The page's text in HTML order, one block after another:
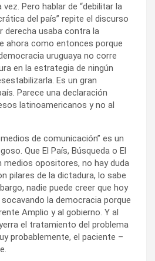
Pero hablar de “debilitar la
del país” repite el discurso
derecha usaba contra la
ahora como entonces porque
uruguaya no corre
en la estrategia de ningún
Es un gran
Parece una declaración
latinoamericanos y no al
de comunicación” es un
Que El País, Búsqueda o El
medios opositores, no hay duda
pilares de la dictadura, lo sabe
nadie puede creer que hoy
la democracia porque
Amplio y al gobierno. Y al
el tratamiento del problema
probablemente, el paciente –